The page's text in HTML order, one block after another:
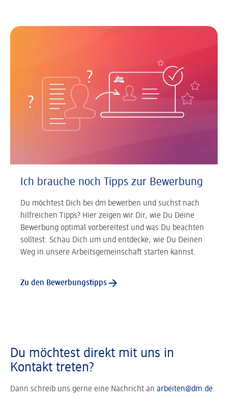
Ich brauche noch Tipps zur Bewerbung
Du möchtest Dich bei dm bewerben und suchst nach
hilfreichen Tipps? Hier zeigen wir Dir, wie Du Deine
Bewerbung optimal vorbereitest und was Du beachten
solltest. Schau Dich um und entdecke, wie Du Deinen
Weg in unsere Arbeitsgemeinschaft starten kannst.
Zu den Bewerbungstipps
Du möchtest direkt mit uns in
Kontakt treten?
Dann schreib uns gerne eine Nachricht an arbeiten@dm.de.